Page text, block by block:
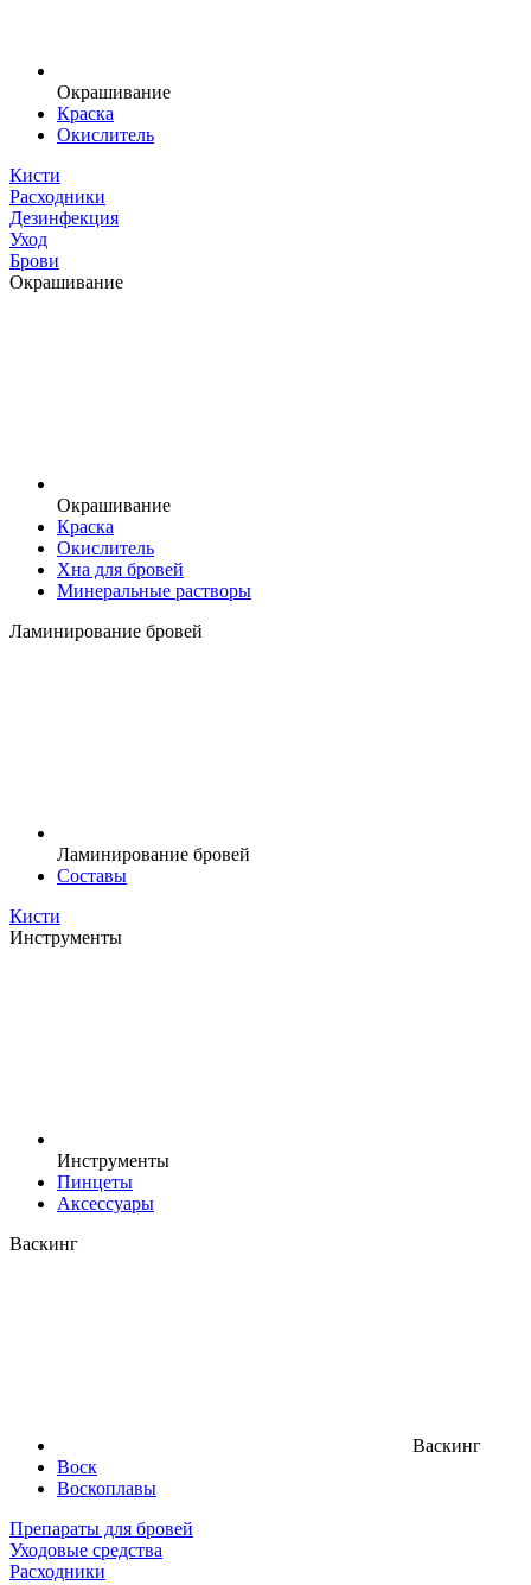
Окрашивание
Краска
Окислитель
Кисти
Расходники
Дезинфекция
Уход
Брови
Окрашивание
Окрашивание
Краска
Окислитель
Хна для бровей
Минеральные растворы
Ламинирование бровей
Ламинирование бровей
Составы
Кисти
Инструменты
Инструменты
Пинцеты
Аксессуары
Васкинг
Васкинг
Воск
Воскоплавы
Препараты для бровей
Уходовые средства
Расходники